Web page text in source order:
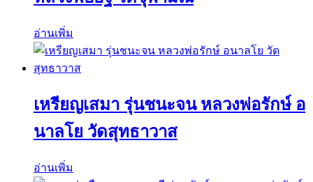
อ่านเพิ่ม
เหรียญเสมา รุ่นชนะจน หลวงพ่อรักษ์ อ
นาลโย วัดสุทธาวาส
อ่านเพิ่ม